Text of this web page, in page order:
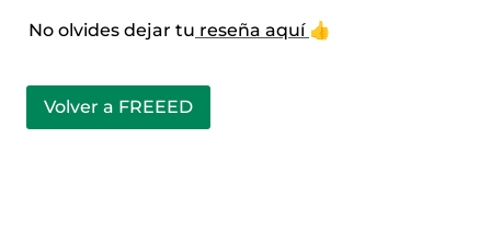
No olvides dejar tu reseña aquí 👍
Volver a FREEED